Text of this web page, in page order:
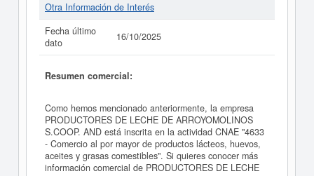
Otra Información de Interés
Fecha último
dato
16/10/2025
Resumen comercial:
Como hemos mencionado anteriormente, la empresa
PRODUCTORES DE LECHE DE ARROYOMOLINOS
S.COOP. AND está inscrita en la actividad CNAE "4633
- Comercio al por mayor de productos lácteos, huevos,
aceites y grasas comestibles". Si quieres conocer más
información comercial de PRODUCTORES DE LECHE